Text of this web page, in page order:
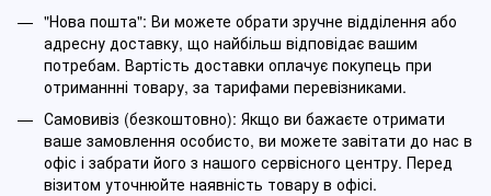
"Нова пошта": Ви можете обрати зручне відділення або
адресну доставку, що найбільш відповідає вашим
потребам. Вартість доставки оплачує покупець при
отриманнні товару, за тарифами перевізниками.
Самовивіз (безкоштовно): Якщо ви бажаєте отримати
ваше замовлення особисто, ви можете завітати до нас в
офіс і забрати його з нашого сервісного центру. Перед
візитом уточнюйте наявність товару в офісі.